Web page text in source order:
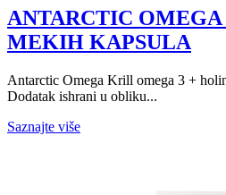
ANTARCTIC
MEKIH KAPSULA
Antarctic Omega Krill omega 3 +
Dodatak ishrani u obliku...
Saznajte više